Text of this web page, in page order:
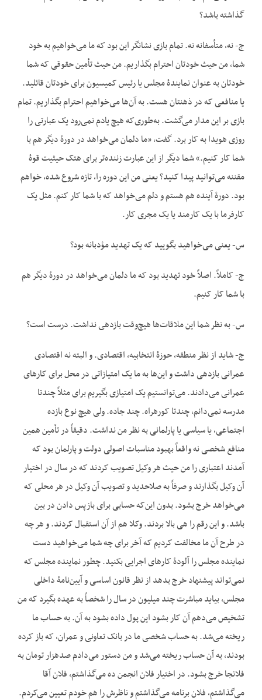
گذاشته باشد؟
ج- نه، متأسفانه نه. تمام بازی نشانگر این بود که ما می‌خواهیم به خود
شما، من حیث خودتان احترام بگذاریم. من حیث تأمین حقوقی که شما
خودتان به عنوان نمایندۀ مجلس یا رئیس کمیسیون برای خودتان قائلید.
یا منافعی که در ذهنتان هست. به آن‌ها می‌خواهیم احترام بگذاریم. تمام
بازی بر این مدار می‌گشت. به‌طوری‌که هیچ یادم نمی‌رود یک عبارتی را
روزی هویدا به کار برد. گفت، «ما دلمان می‌خواهد در دورۀ دیگر هم با
شما کار کنیم.» شما دیگر از این عبارت زننده‌تر برای هتک حیثیت قوۀ
مقننه می‌توانید پیدا کنید؟ یعنی من این دوره را، تازه شروع شده، خواهم
بود. دورۀ آینده هم هستم و دلم می‌خواهد که با شما کار کنم. مثل یک
کارفرما با یک کارمند یا یک مجری کار.
س- یعنی می‌خواهید بگویید که یک تهدید مؤدبانه بود؟
ج- کاملاً. اصلاً خود تهدید بود که ما دلمان می‌خواهد در دورۀ دیگر هم
با شما کار کنیم.
س- به نظر شما این ملاقات‌ها هیچ‌وقت بازدهی نداشت. درست است؟
ج- شاید از نظر منطقه، حوزۀ انتخابیه، اقتصادی. و البته نه اقتصادی
عمرانی بازدهی داشت و این‌ها به ما یک امتیازاتی در محل برای کارهای
عمرانی می‌دادند. می‌توانستیم یک امتیازی بگیریم برای مثلاً چندتا
مدرسه نمی‌دانم، چندتا کوره‎راه. چند جاده. ولی هیچ نوع بازده
اجتماعی، یا سیاسی یا پارلمانی به نظر من نداشت. دقیقاً در تأمین همین
منافع شخصی نه واقعاً بهبود مناسبات اصولی دولت و پارلمان بود که
آمدند اعتباری را من حیث هر وکیل تصویب کردند که در سال در اختیار
آن وکیل بگذارند و صرفاً به صلاحدید و تصویب آن وکیل در هر محلی که
می‌خواهد خرج بشود. بدون این‌که حسابی برای بازپس دادن در بین
باشد. و این رقم را هی بالا بردند. وکلا هم از آن استقبال کردند. و هر چه
در طرح آن ما مخالفت کردیم که آخر برای چه شما می‌خواهید دست
نماینده مجلس را آلودۀ کارهای اجرایی بکنید. چطور نماینده مجلس که
نمی‌تواند پیشنهاد خرج بدهد از نظر قانون اساسی و آیین‌نامۀ داخلی
مجلس، بیاید مباشرت چند میلیون در سال را شخصاً به عهده بگیرد که من
تشخیص می‌دهم آن کار بشود این پول داده بشود به آن. به حساب ما
ریخته می‌شد. به حساب شخصی ما در بانک تعاونی و عمران، که باز کرده
بودند، به آن حساب ریخته می‌شد و من دستور می‌دادم صدهزار تومان به
فلان‎جا خرج بشود. در اختیار فلان انجمن ده می‌گذاشتم، فلان آقا
می‌گذاشتم، فلان برنامه می‌گذاشتم و ناظرش را هم خودم تعیین می‌کردم.